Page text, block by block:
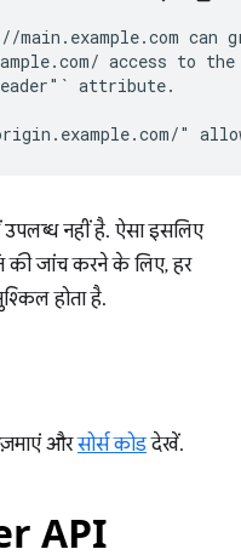
main.example.com can
access to
attribute.
नहीं है. ऐसा इसलिए
की जांच करने के लिए, हर
होता है.
औरसोर्स कोडदेखें.